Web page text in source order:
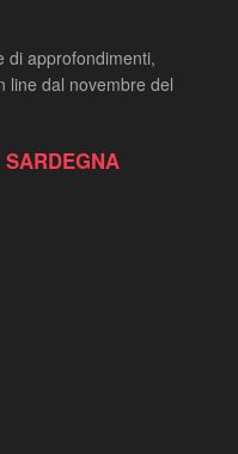
di approfondimenti,
line dal novembre del